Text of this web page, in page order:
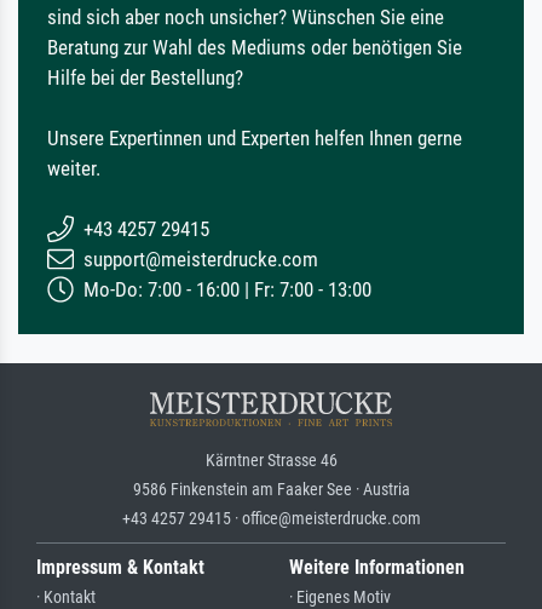
sind sich aber noch unsicher? Wünschen Sie eine
Beratung zur Wahl des Mediums oder benötigen Sie
Hilfe bei der Bestellung?
Unsere Expertinnen und Experten helfen Ihnen gerne
weiter.
+43 4257 29415
support@meisterdrucke.com
Mo-Do: 7:00 - 16:00 | Fr: 7:00 - 13:00
Kärntner Strasse 46
9586 Finkenstein am Faaker See · Austria
+43 4257 29415 · office@meisterdrucke.com
Impressum & Kontakt
· Kontakt
Weitere Informationen
· Eigenes Motiv